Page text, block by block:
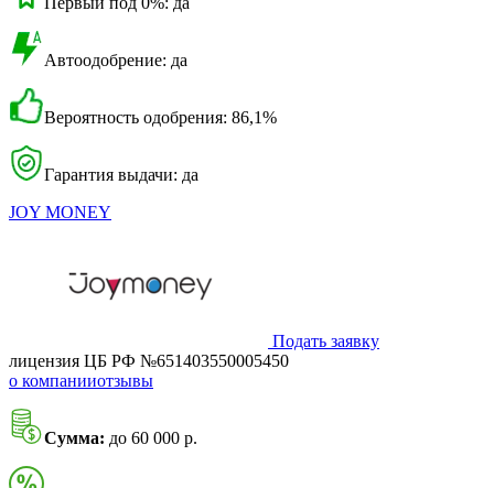
Автоодобрение: да
Вероятность одобрения: 86,1%
Гарантия выдачи: да
JOY MONEY
Подать заявку
лицензия ЦБ РФ №651403550005450
о компанииотзывы
Сумма: до 60 000 р.